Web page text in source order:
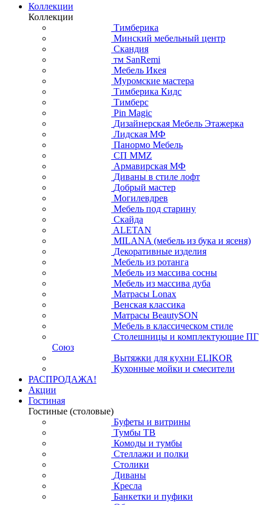
Коллекции
Коллекции
Тимберика
Минский мебельный центр
Скандия
тм SanRemi
Мебель Икея
Муромские мастера
Тимберика Кидс
Тимберс
Pin Magic
Дизайнерская Мебель Этажерка
Лидская МФ
Панормо Мебель
СП ММZ
Армавирская МФ
Диваны в стиле лофт
Добрый мастер
Могилевдрев
Мебель под старину
Скайда
ALETAN
MILANA (мебель из бука и ясеня)
Декоративные изделия
Мебель из ротанга
Мебель из массива сосны
Мебель из массива дуба
Матрасы Lonax
Венская классика
Матрасы BeautySON
Мебель в классическом стиле
Столешницы и комплектующие ПГ
Союз
Вытяжки для кухни ELIKOR
Кухонные мойки и смесители
РАСПРОДАЖА!
Акции
Гостиная
Гостиные (столовые)
Буфеты и витрины
Тумбы ТВ
Комоды и тумбы
Стеллажи и полки
Столики
Диваны
Кресла
Банкетки и пуфики